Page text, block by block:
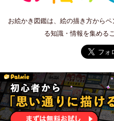
お絵かき図鑑は、絵の描き方から
る知識・情報を集める